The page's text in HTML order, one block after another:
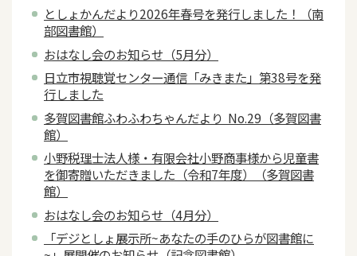
としょかんだより2026年春号を発行しました！（南
部図書館）
おはなし会のお知らせ（5月分）
日立市視聴覚センター通信「みきまた」第38号を発
行しました
多賀図書館ふわふわちゃんだより No.29（多賀図書
館）
小野税理士法人様・有限会社小野商事様から児童書
を御寄贈いただきました（令和7年度）（多賀図書
館）
おはなし会のお知らせ（4月分）
「デジとしょ展示所~あなたの手のひらが図書館に